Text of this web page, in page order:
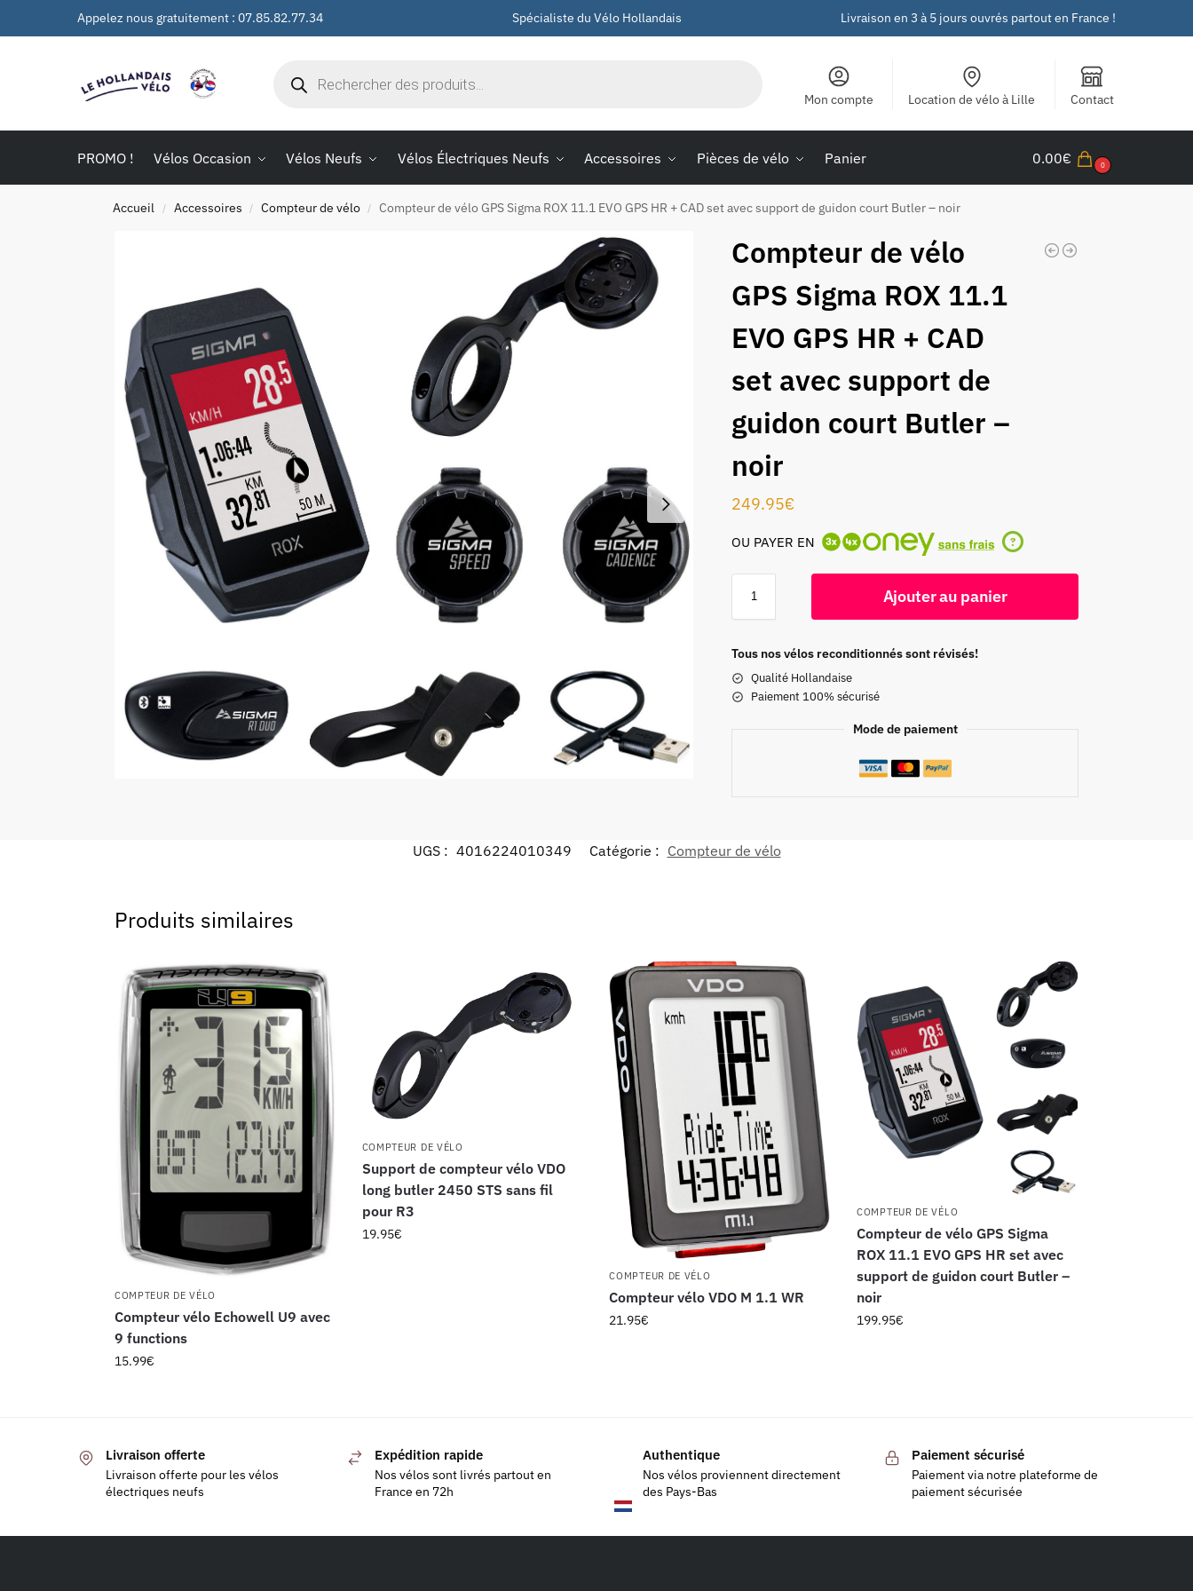
Appelez nous gratuitement : 07.85.82.77.34 Spécialiste du Vélo Hollandais Livraison en 3 à 5 jours ouvrés partout en France !
Mon compte Location de vélo à Lille Contact
PROMO ! Vélos Occasion Vélos Neufs Vélos Électriques Neufs Accessoires Pièces de vélo Panier 0.00€ 0
Accueil / Accessoires / Compteur de vélo / Compteur de vélo GPS Sigma ROX 11.1 EVO GPS HR + CAD set avec support de guidon court Butler – noir
Compteur de vélo
GPS Sigma ROX 11.1
EVO GPS HR + CAD
set avec support de
guidon court Butler –
noir
249.95€
OU PAYER EN ?
Ajouter au panier
Tous nos vélos reconditionnés sont révisés!
Qualité Hollandaise
Paiement 100% sécurisé
Mode de paiement
UGS : 4016224010349 Catégorie : Compteur de vélo
Produits similaires
COMPTEUR DE VÉLO
Compteur vélo Echowell U9 avec
9 functions
15.99€
COMPTEUR DE VÉLO
Support de compteur vélo VDO
long butler 2450 STS sans fil
pour R3
19.95€
COMPTEUR DE VÉLO
Compteur vélo VDO M 1.1 WR
21.95€
COMPTEUR DE VÉLO
Compteur de vélo GPS Sigma
ROX 11.1 EVO GPS HR set avec
support de guidon court Butler –
noir
199.95€
Livraison offerte
Livraison offerte pour les vélos
électriques neufs
Expédition rapide
Nos vélos sont livrés partout en
France en 72h
Authentique
Nos vélos proviennent directement
des Pays-Bas
Paiement sécurisé
Paiement via notre plateforme de
paiement sécurisée